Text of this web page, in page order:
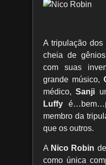
A tripulação dos
cheia de
com suas
grande músico,
médico,Sanji
Luffy
membro da
que os outros.
A Nico Robin
como única